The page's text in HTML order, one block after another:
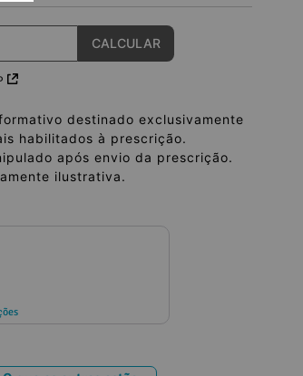
destinado exclusivamente
habilitados à prescrição.
após envio da prescrição.
ilustrativa.